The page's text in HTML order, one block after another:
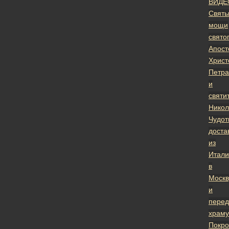
мощи
Петра
и
из
в
и
храму